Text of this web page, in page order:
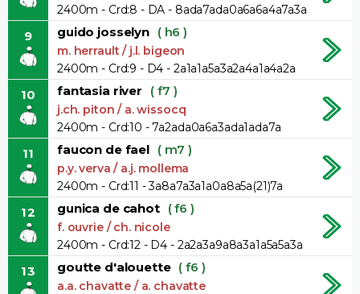
2400m - Crd:8 - DA - 8ada7ada0a6a6a4a7a3a
9 guido josselyn ( h6 )
m. herrault / j.l. bigeon
2400m - Crd:9 - D4 - 2a1a1a5a3a2a4a1a4a2a
10 fantasia river ( f7 )
j.ch. piton / a. wissocq
2400m - Crd:10 - 7a2ada0a6a3ada1ada7a
11 faucon de fael ( m7 )
p.y. verva / a.j. mollema
2400m - Crd:11 - 3a8a7a3a1a0a8a5a(21)7a
12 gunica de cahot ( f6 )
f. ouvrie / ch. nicole
2400m - Crd:12 - D4 - 2a2a3a9a8a3a1a5a5a3a
13 goutte d'alouette ( f6 )
a.a. chavatte / a. chavatte